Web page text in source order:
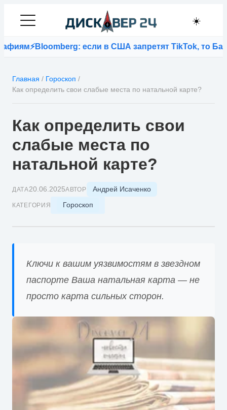
☀️
Bloomberg: если в США запретят TikTok, то Байден
Главная / Гороскоп /
Как определить свои слабые места по натальной карте?
Как определить свои
слабые места по
натальной карте?
ДАТА20.06.2025АВТОР Андрей Исаченко
КАТЕГОРИЯ Гороскоп
Ключи к вашим уязвимостям в звездном
паспорте Ваша натальная карта — не
просто карта сильных сторон.